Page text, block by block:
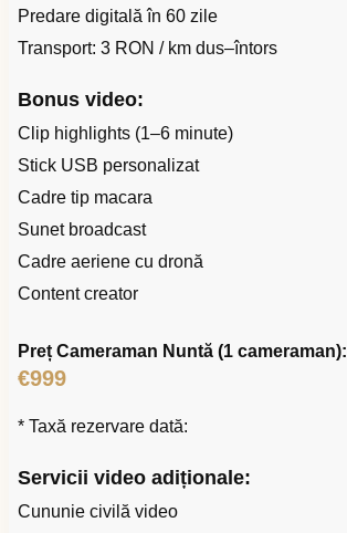
Predare digitală în 60 zile
Transport: 3 RON / km dus–întors
Bonus video:
Clip highlights (1–6 minute)
Stick USB personalizat
Cadre tip macara
Sunet broadcast
Cadre aeriene cu dronă
Content creator
Preț Cameraman Nuntă (1 cameraman):
€999
* Taxă rezervare dată:
Servicii video adiționale:
Cununie civilă video